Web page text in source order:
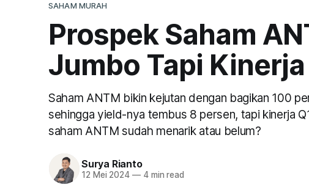
SAHAM MURAH
Prospek Saham
Jumbo Tapi
Saham ANTM bikin kejutan dengan bagikan 100
sehingga yield-nya tembus 8 persen, tapi kinerja
saham ANTM sudah menarik atau belum?
Surya Rianto
12 Mei 2024 —4 min read